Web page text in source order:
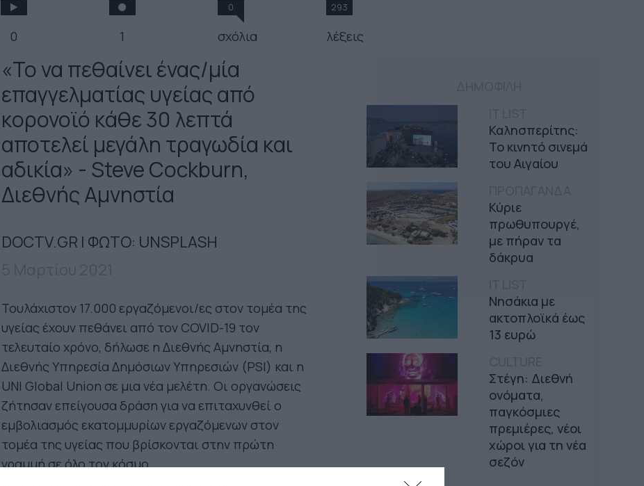
0 1
0
σχόλια
293
λέξεις
Καλησπερίτης:
Το κινητό σινεμά
του Αιγαίου
Κύριε
πρωθυπουργέ,
με πήραν τα
δάκρυα
Νησάκια με
ακτοπλοϊκά έως
13 ευρώ
Στέγη: Διεθνή
ονόματα,
παγκόσμιες
πρεμιέρες, νέοι
χώροι για τη νέα
σεζόν
«Το να πεθαίνει ένας/μία
επαγγελματίας υγείας από
κορονοϊό κάθε 30 λεπτά
αποτελεί μεγάλη τραγωδία και
αδικία» - Steve Cockburn,
Διεθνής Αμνηστία
DOCTV.GR | ΦΩΤΟ: UNSPLASH
Τουλάχιστον 17.000 εργαζόμενοι/ες στον τομέα της
υγείας έχουν πεθάνει από τον COVID-19 τον
τελευταίο χρόνο, δήλωσε η Διεθνής Αμνηστία, η
Διεθνής Υπηρεσία Δημόσιων Υπηρεσιών (PSI) και η
UNI Global Union σε μια νέα μελέτη. Οι οργανώσεις
ζήτησαν επείγουσα δράση για να επιταχυνθεί ο
εμβολιασμός εκατομμυρίων εργαζόμενων στον
τομέα της υγείας που βρίσκονται στην πρώτη
γραμμή σε όλο τον κόσμο.